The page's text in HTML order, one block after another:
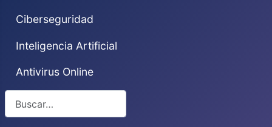
Ciberseguridad
Inteligencia Artificial
Antivirus Online